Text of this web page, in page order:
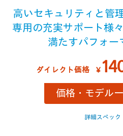
高いセキュリティと管理
専用の充実サポート様
満たすパフォー
ダイレクト価格 ￥
価格・モデル
詳細スペック